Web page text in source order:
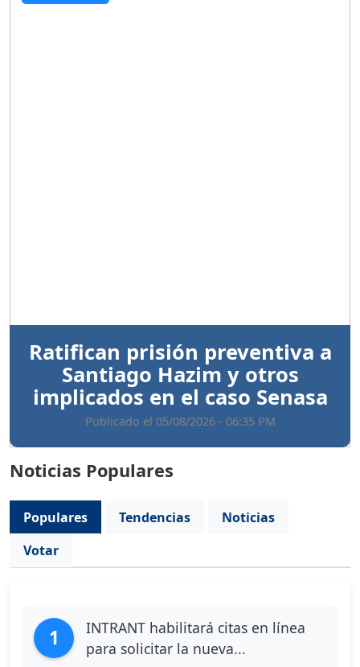
Ratifican prisión preventiva a
Santiago Hazim y otros
implicados en el caso Senasa
Publicado el 05/08/2026 - 06:35 PM
Noticias Populares
Populares Tendencias
Noticias
Votar
1
INTRANT habilitará citas en línea
para solicitar la nueva...